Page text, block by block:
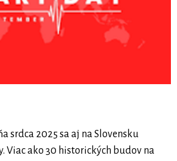
srdca 2025 sa aj na Slovensku
Viac ako 30 historických budov na